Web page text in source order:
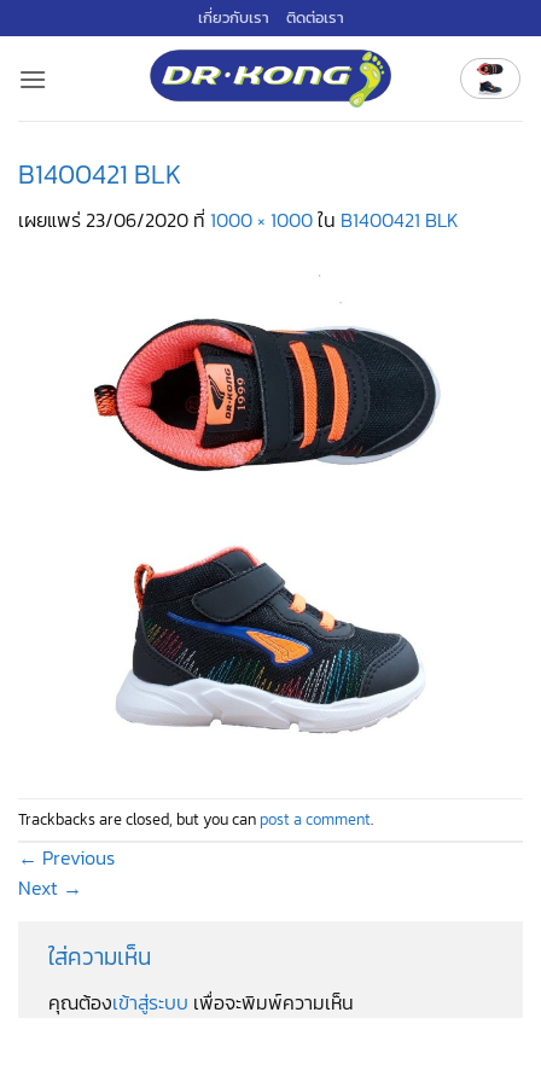
ไป
เกี่ยวกับเรา ติดต่อเรา
B1400421 BLK
เผยแพร่23/06/2020 ที่ 1000 × 1000ใน B1400421 BLK
Trackbacks are closed, but you can post a comment.
← Previous
Next →
ใส่ความเห็น
คุณต้องเข้าสู่ระบบ เพื่อจะพิมพ์ความเห็น